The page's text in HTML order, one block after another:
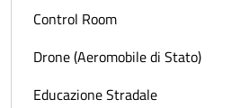
Control Room
Drone (Aeromobile di Stato)
Educazione Stradale